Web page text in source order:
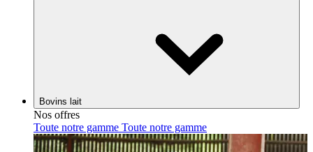
Bovins lait
Nos offres
Toute notre gamme Toute notre gamme